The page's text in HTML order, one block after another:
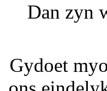
Dan zyn
Gydoet